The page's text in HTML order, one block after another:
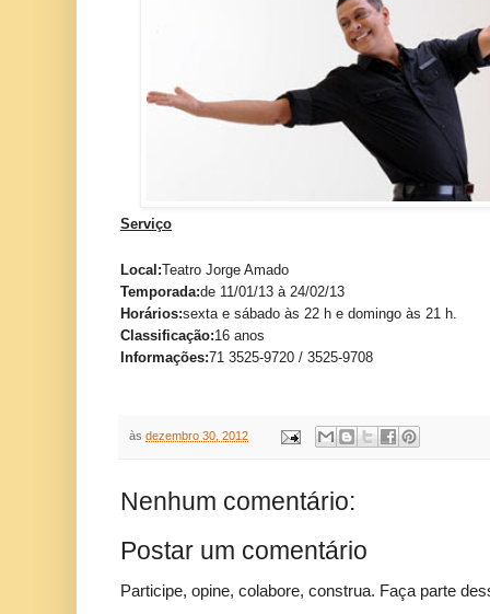
Serviço
Local:Teatro Jorge Amado
Temporada:de 11/01/13 à 24/02/13
Horários:sexta e sábado às 22 h e domingo às 21 h.
Classificação:16 anos
Informações:71 3525-9720 / 3525-9708
às dezembro 30, 2012
Nenhum comentário:
Postar um comentário
Participe, opine, colabore, construa. Faça parte